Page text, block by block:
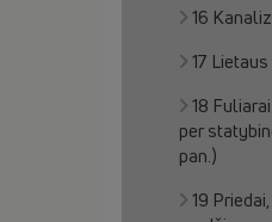
16
17
18
per
pan.)
19